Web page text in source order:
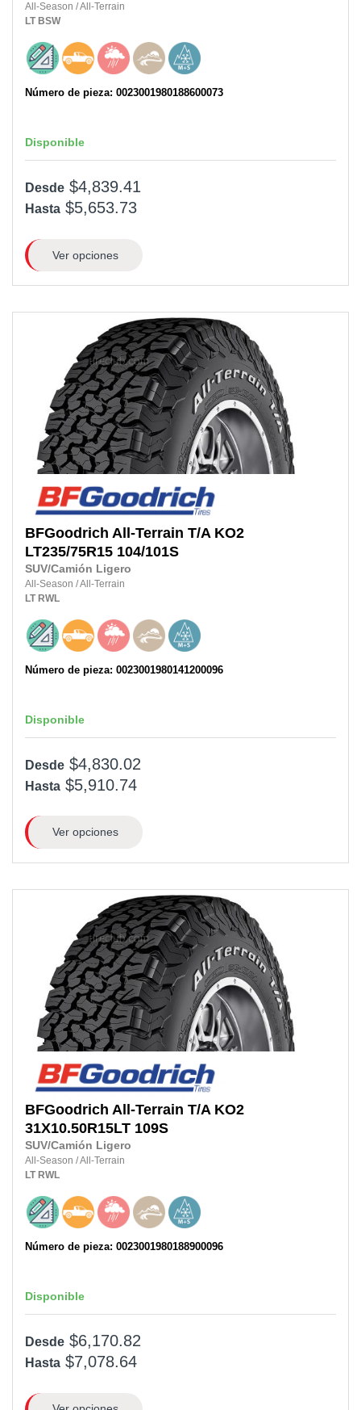
All-Season /All-Terrain
LT BSW
Número de pieza: 0023001980188600073
Disponible
Desde $4,839.41
Hasta $5,653.73
Ver opciones
BFGoodrich All-Terrain T/A KO2
LT235/75R15 104/101S
SUV/Camión Ligero
All-Season /All-Terrain
LT RWL
Número de pieza: 0023001980141200096
Disponible
Desde $4,830.02
Hasta $5,910.74
Ver opciones
BFGoodrich All-Terrain T/A KO2
31X10.50R15LT 109S
SUV/Camión Ligero
All-Season /All-Terrain
LT RWL
Número de pieza: 0023001980188900096
Disponible
Desde $6,170.82
Hasta $7,078.64